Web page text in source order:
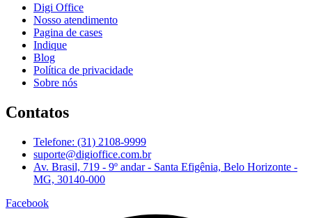
Digi Office
Nosso atendimento
Pagina de cases
Indique
Blog
Política de privacidade
Sobre nós
Contatos
Telefone: (31) 2108-9999
suporte@digioffice.com.br
Av. Brasil, 719 - 9º andar - Santa Efigênia, Belo Horizonte -
MG, 30140-000
Facebook